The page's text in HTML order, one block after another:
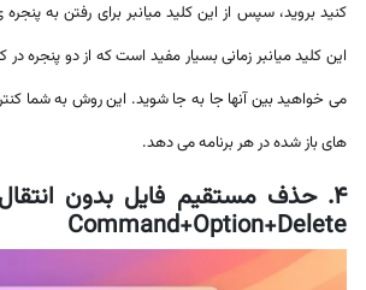
کنید بروید، سپس از این کلید میانبر برای رفتن به
این کلید میانبر زمانی بسیار مفید است که از دو پنجره
می خواهید بین آنها جا به جا شوید. این روش به شما
های باز شده در هر برنامه می دهد.
4. حذف مستقیم فایل بدون
Command+Option+Delete